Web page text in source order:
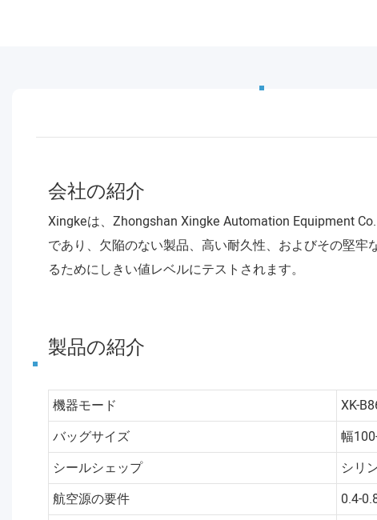
会社の紹介
Xingkeは、Zhongshan Xingke Automation Equipment
であり、欠陥のない製品、高い耐久性、およびその堅
るためにしきい値レベルにテストされます。
製品の紹介
機器モード XK-
バッグサイズ
幅
シールシェップ
シリ
航空源の要件
0.4-